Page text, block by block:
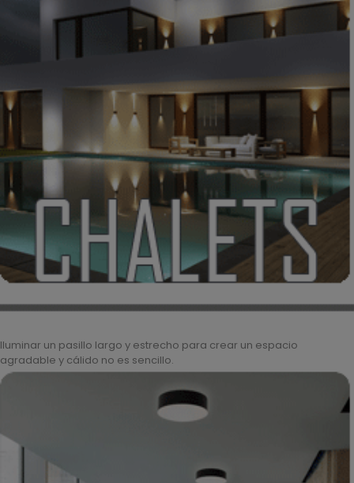
Iluminar un pasillo largo y estrecho para crear un espacio
agradable y cálido no es sencillo.